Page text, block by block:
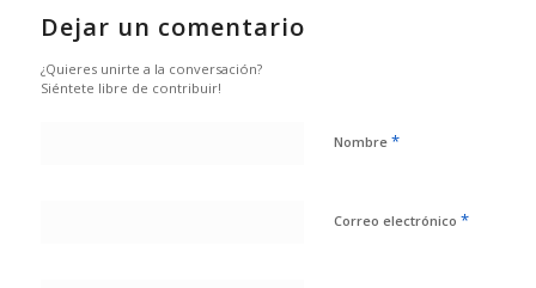
Dejar un comentario
¿Quieres unirte a la conversación?
Siéntete libre de contribuir!
Nombre *
Correo electrónico *